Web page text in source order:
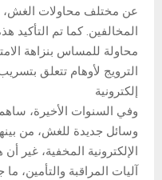
عن مختلف محاولات الغش،
المخالفين. كما تم
محاولة للمساس بنزاهة
الترويج لأوهام تتعلق
إلكترونية
وفي السنوات الأخيرة،
وسائل جديدة للغش، من
الإلكترونية المخفية، غير
آليات المراقبة والتأمين،